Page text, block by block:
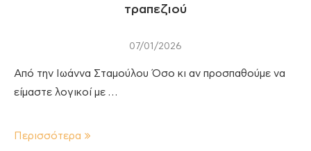
τραπεζιού
07/01/2026
Από την Ιωάννα Σταμούλου Όσο κι αν προσπαθούμε να
είμαστε λογικοί με …
Περισσότερα